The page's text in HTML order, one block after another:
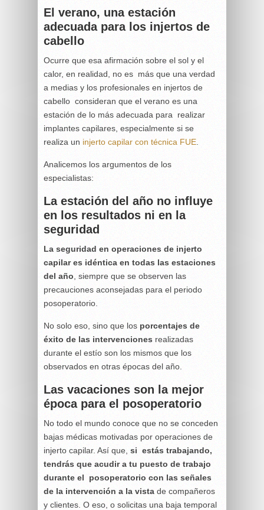
El verano, una estación
adecuada para los injertos de
cabello
Ocurre que esa afirmación sobre el sol y el
calor, en realidad, no es más que una verdad
a medias y los profesionales en injertos de
cabello consideran que el verano es una
estación de lo más adecuada para realizar
implantes capilares, especialmente si se
realiza un injerto capilar con técnica FUE
Analicemos los argumentos de los
especialistas:
La estación del año no influye
en los resultados ni en la
seguridad
La seguridad en operaciones de injerto
capilar es idéntica en todas las estaciones
del año , siempre que se observen las
precauciones aconsejadas para el periodo
posoperatorio.
No solo eso, sino que los porcentajes de
éxito de las intervenciones realizadas
durante el estío son los mismos que los
observados en otras épocas del año.
Las vacaciones son la mejor
época para el posoperatorio
No todo el mundo conoce que no se conceden
bajas médicas motivadas por operaciones de
injerto capilar. Así que, si estás trabajando,
tendrás que acudir a tu puesto de trabajo
durante el posoperatorio con las señales
de la intervención a la vista de compañeros
y clientes. O eso, o solicitas una baja temporal